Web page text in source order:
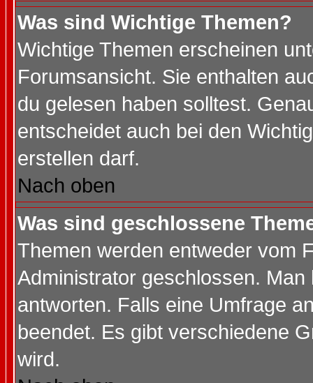
Was sind Wichtige Themen?
Wichtige Themen erscheinen
Forumsansicht. Sie enthalten
du gelesen haben solltest.
entscheidet auch bei den
erstellen darf.
Nach oben
Was sind geschlossene
Themen werden entweder vom
Administrator geschlossen.
antworten. Falls eine Umfrage
beendet. Es gibt verschiedene
wird.